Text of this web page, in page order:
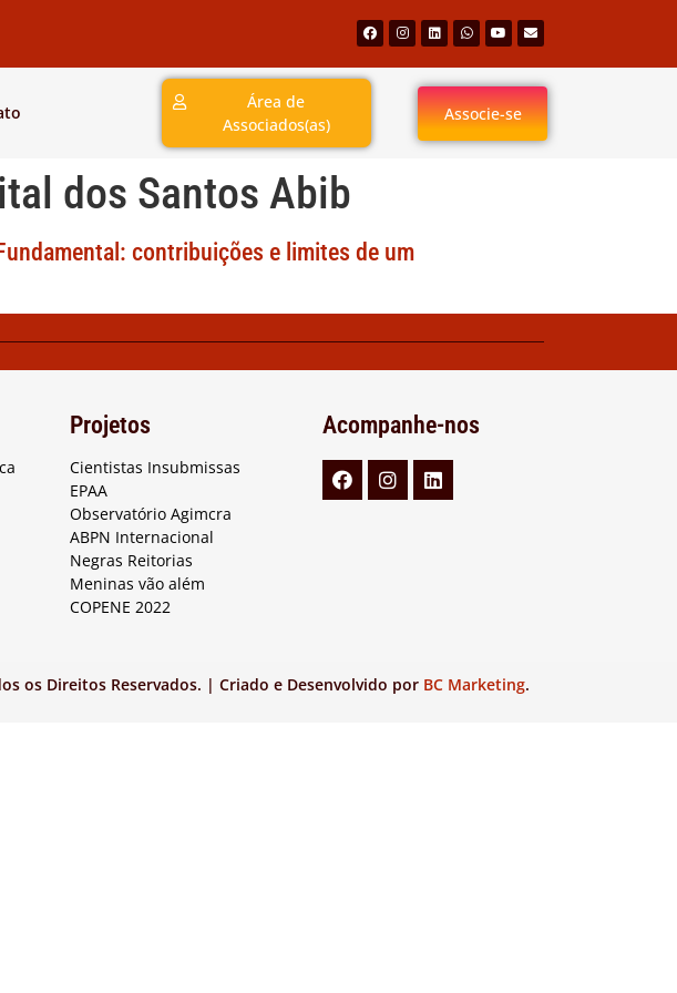
Área de
Associados(as)
Associe-se
dos Santos Abib
contribuições e limites de um
Projetos
Cientistas Insubmissas
EPAA
Observatório Agimcra
ABPN Internacional
Negras Reitorias
Meninas vão além
COPENE 2022
Acompanhe-nos
os Direitos Reservados. | Criado e Desenvolvido por BC Marketing.